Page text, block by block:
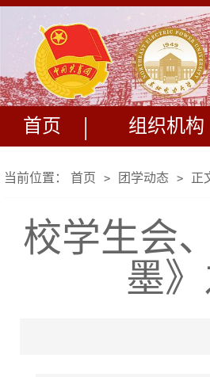
首页 | 组织机构
当前位置： 首页 > 团学动态 > 正
校学生会
墨